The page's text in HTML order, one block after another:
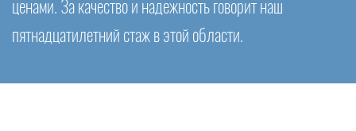
ценами. За качество и надежность говорит наш
пятнадцатилетний стаж в этой области.